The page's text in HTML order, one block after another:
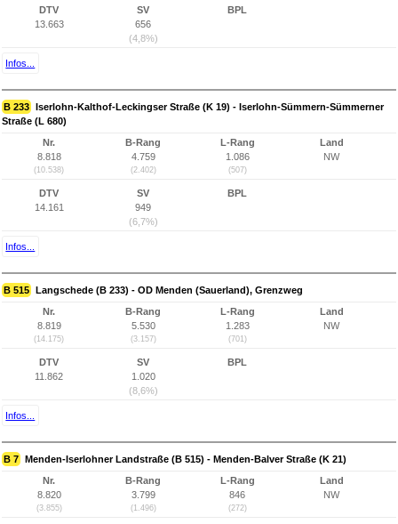
DTV
13.663
SV
656
(4,8%)
BPL
Infos...
B 233 Iserlohn-Kalthof-Leckingser Straße (K 19) - Iserlohn-Sümmern-Sümmerner
Straße (L 680)
Nr.
8.818
(10.538)
B-Rang
4.759
(2.402)
L-Rang
1.086
(507)
Land
NW
DTV
14.161
SV
949
(6,7%)
BPL
Infos...
B 515 Langschede (B 233) - OD Menden (Sauerland), Grenzweg
Nr.
8.819
(14.175)
B-Rang
5.530
(3.157)
L-Rang
1.283
(701)
Land
NW
DTV
11.862
SV
1.020
(8,6%)
BPL
Infos...
B 7 Menden-Iserlohner Landstraße (B 515) - Menden-Balver Straße (K 21)
Nr.
8.820
(3.855)
B-Rang
3.799
(1.496)
L-Rang
846
(272)
Land
NW